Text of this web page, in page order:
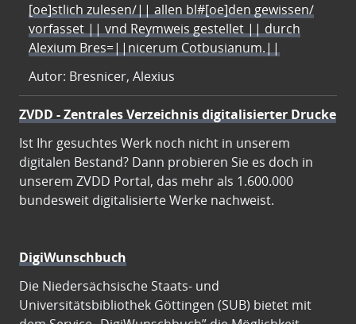
[oe]stlich zulesen/|| allen bl#[oe]den gewissen/
vorfasset || vnd Reymweis gestellet || durch
Alexium Bres=||nicerum Cotbusianum.||
Autor: Bresnicer, Alexius
ZVDD - Zentrales Verzeichnis digitalisierter Drucke
Ist Ihr gesuchtes Werk noch nicht in unserem
digitalen Bestand? Dann probieren Sie es doch in
unserem ZVDD Portal, das mehr als 1.600.000
bundesweit digitalisierte Werke nachweist.
DigiWunschbuch
Die Niedersächsische Staats- und
Universitätsbibliothek Göttingen (SUB) bietet mit